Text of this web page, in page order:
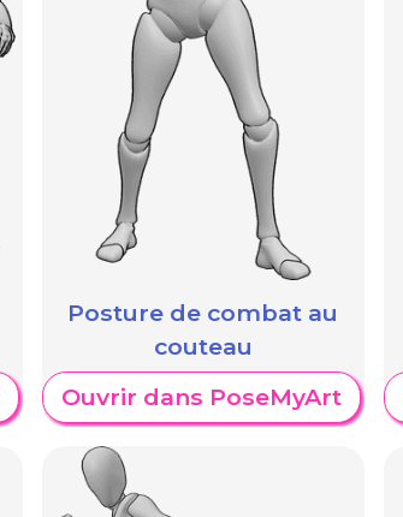
Posture de combat au
couteau
Ouvrir dans PoseMyArt